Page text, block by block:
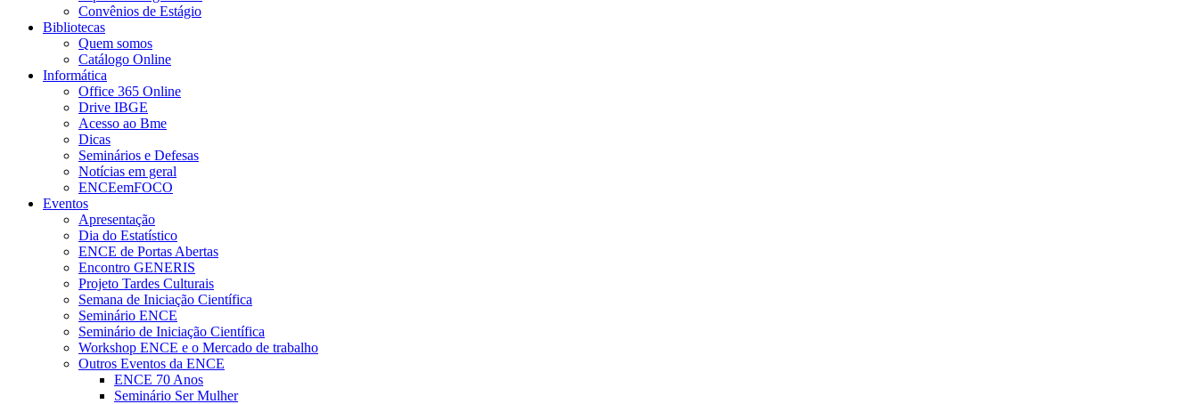
Convênios de Estágio
Bibliotecas
Quem somos
Catálogo Online
Informática
Office 365 Online
Drive IBGE
Acesso ao Bme
Dicas
Seminários e Defesas
Notícias em geral
ENCEemFOCO
Eventos
Apresentação
Dia do Estatístico
ENCE de Portas Abertas
Encontro GENERIS
Projeto Tardes Culturais
Semana de Iniciação Científica
Seminário ENCE
Seminário de Iniciação Científica
Workshop ENCE e o Mercado de trabalho
Outros Eventos da ENCE
ENCE 70 Anos
Seminário Ser Mulher